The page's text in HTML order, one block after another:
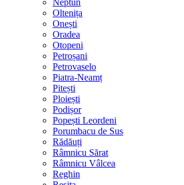
Neptun
Oltenița
Onești
Oradea
Otopeni
Petroșani
Petrovaselo
Piatra-Neamț
Pitești
Ploiești
Podișor
Popești Leordeni
Porumbacu de Sus
Rădăuți
Râmnicu Sărat
Râmnicu Vâlcea
Reghin